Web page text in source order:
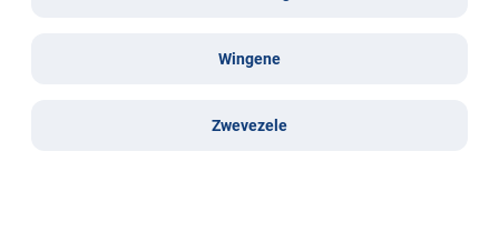
Wingene
Zwevezele